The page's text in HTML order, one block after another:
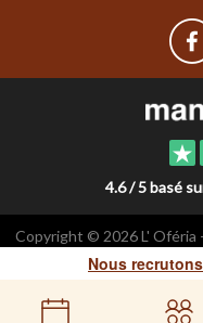
4.6 / 5 basé
Copyright © 2026 L' Oféria
Nous